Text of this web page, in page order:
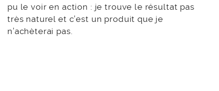
pu le voir en action : je trouve le résultat pas
très naturel et c’est un produit que je
n’achèterai pas.